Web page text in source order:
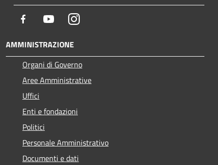
Facebook YoutubeInstagram
AMMINISTRAZIONE
Organi di Governo
Aree Amministrative
Uffici
Enti e fondazioni
Politici
Personale Amministrativo
Documenti e dati